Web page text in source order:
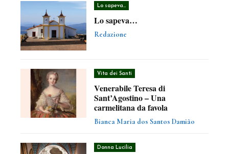
Lo sapeva…
Lo sapeva…
Redazione
Vita dei Santi
Venerabile Teresa di
Sant’Agostino – Una
carmelitana da favola
Bianca Maria dos Santos Damião
Donna Lucilia